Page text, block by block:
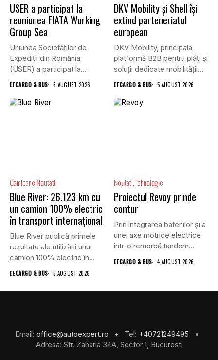
USER a participat la
reuniunea FIATA Working
Group Sea
Uniunea Societăților de
Expediții din România
(USER) a participat la
DECARGO & BUS 6 AUGUST 2026
DKV Mobility și Shell își
extind parteneriatul
european
DKV Mobility, principala
platformă B2B pentru plăți și
soluții dedicate mobilității
DECARGO & BUS 5 AUGUST 2026
Camioane Noutati
Blue River: 26.123 km cu
un camion 100% electric
în transport internațional
Blue River publică primele
rezultate ale utilizării unui
camion 100% electric în...
DECARGO & BUS 5 AUGUST 2026
NoutatiTehnologie
Proiectul Revoy prinde
contur
Prin integrarea bateriilor și a
unei axe motrice electrice
într-o remorcă tandem...
DECARGO & BUS 4 AUGUST 2026
Email: office@autoexpert.ro • Tel: +40721249495
•
Adresa: Str. Zaharia 34A, Sector 1, Bucuresti